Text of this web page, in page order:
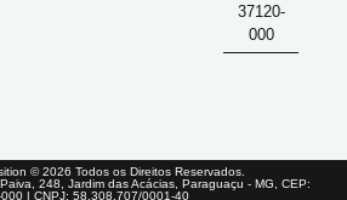
37120-
000
© 2026 Todos os Direitos Reservados.
248, Jardim das Acácias, Paraguaçu - MG, CEP:
| CNPJ: 58.308.707/0001-40